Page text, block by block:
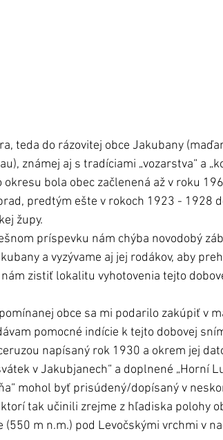
teda do rázovitej obce Jakubany
známej aj s tradíciami „vozarstva“ a
bola obec začlenená až v roku
predtým ešte v rokoch 1923 - 1928
župy.
príspevku nám chýba novodobý
a vyzývame aj jej rodákov, aby
zistiť lokalitu vyhotovenia tejto
obce sa mi podarilo zakúpiť v
pomocné indície k tejto dobovej
napísaný rok 1930 a okrem jej
v Jakubjanech“ a doplnené „Horní
mohol byť prisúdený/dopísaný v
tak učinili zrejme z hľadiska polohy
m n.m.) pod Levočskými vrchmi v